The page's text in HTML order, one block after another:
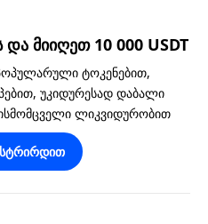
მიიღეთ 10 000 USDT
ტოკენებით,
უკიდურესად დაბალი
ლიკვიდურობით